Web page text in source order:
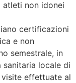
atleti non idonei
certificazioni
e non
semestrale, in
sanitaria locale di
visite effettuate al